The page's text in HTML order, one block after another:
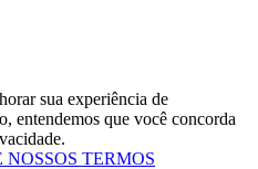
sua experiência de
entendemos que você concorda
NOSSOS TERMOS